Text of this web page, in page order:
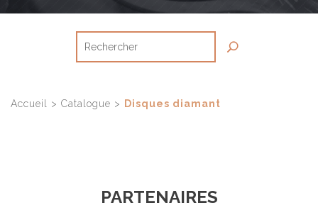
Accueil > Catalogue > Disques diamant
PARTENAIRES